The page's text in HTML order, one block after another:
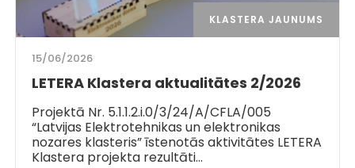
KLASTERA JAUNUMS
15/06/2026
LETERA Klastera aktualitātes 2/2026
Projektā Nr. 5.1.1.2.i.0/3/24/A/CFLA/005
“Latvijas Elektrotehnikas un elektronikas
nozares klasteris” īstenotās aktivitātes LETERA
Klastera projekta rezultāti…